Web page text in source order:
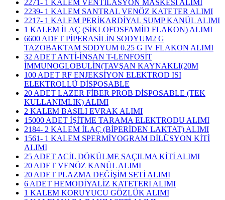
2271- 1 KALEM VENTİLASYON MASKESİ ALIMI
2239- 1 KALEM SANTRAL VENÖZ KATETER ALIMI
2217- 1 KALEM PERİKARDİYAL SUMP KANÜL ALIMI
1 KALEM İLAÇ (SİKLOFOSFAMİD FLAKON) ALIMI
6600 ADET PİPERASİLİN SODYUM2 G
TAZOBAKTAM SODYUM 0.25 G IV FLAKON ALIMI
32 ADET ANTİ-İNSAN T-LENFOSİT
İMMUNOGLOBULİN(TAVŞAN KAYNAKLI(20M
100 ADET RF ENJEKSİYON ELEKTROD ISI
ELEKTROLLÜ DİSPOSABLE
20 ADET LAZER FİBER PROB DİSPOSABLE (TEK
KULLANIMLIK) ALIMI
2 KALEM BASILI EVRAK ALIMI
15000 ADET İŞİTME TARAMA ELEKTRODU ALIMI
2184- 2 KALEM İLAÇ (BİPERİDEN LAKTAT) ALIMI
1561- 1 KALEM SPERMİYOGRAM DİLÜSYON KİTİ
ALIMI
25 ADET ACİL DÖKÜLME SAÇILMA KİTİ ALIMI
20 ADET VENÖZ KANÜL ALIMI
20 ADET PLAZMA DEĞİŞİM SETİ ALIMI
6 ADET HEMODİYALİZ KATETERİ ALIMI
1 KALEM KORUYUCU GÖZLÜK ALIMI